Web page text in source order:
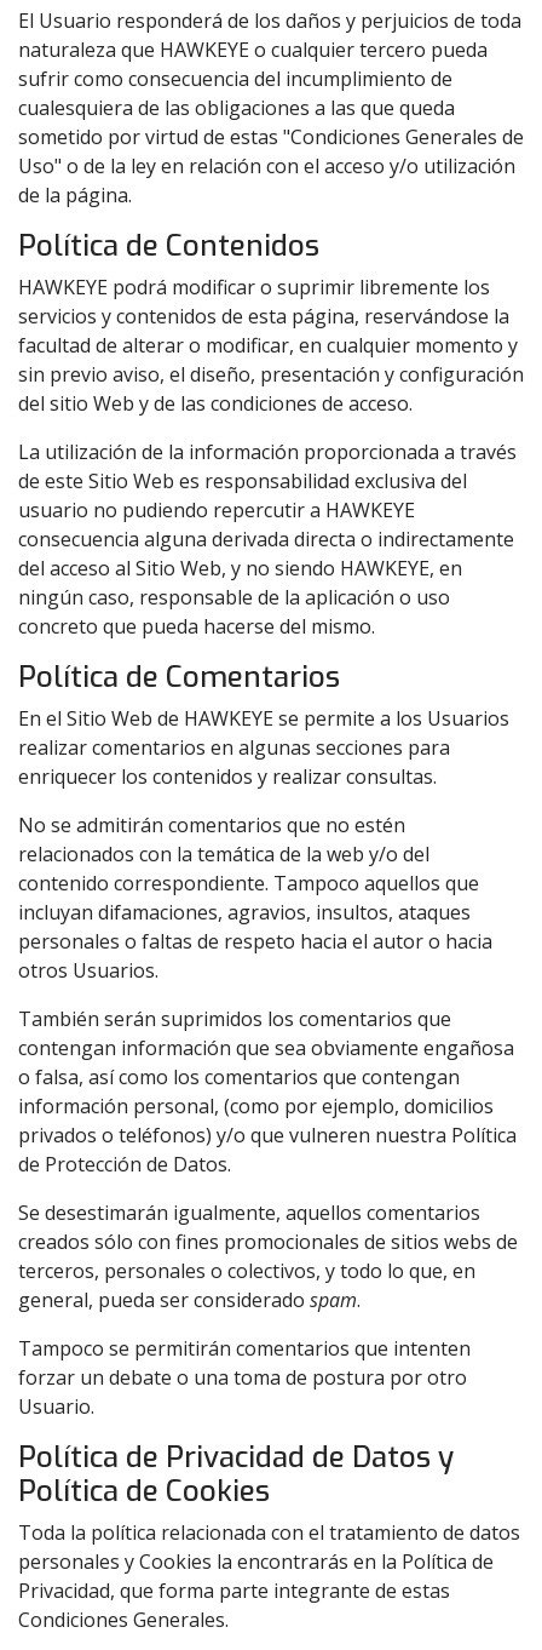
El Usuario responderá de los daños y perjuicios de toda
naturaleza que HAWKEYE o cualquier tercero pueda
sufrir como consecuencia del incumplimiento de
cualesquiera de las obligaciones a las que queda
sometido por virtud de estas "Condiciones Generales de
Uso" o de la ley en relación con el acceso y/o utilización
de la página.
Política de Contenidos
HAWKEYE podrá modificar o suprimir libremente los
servicios y contenidos de esta página, reservándose la
facultad de alterar o modificar, en cualquier momento y
sin previo aviso, el diseño, presentación y configuración
del sitio Web y de las condiciones de acceso.
La utilización de la información proporcionada a través
de este Sitio Web es responsabilidad exclusiva del
usuario no pudiendo repercutir a HAWKEYE
consecuencia alguna derivada directa o indirectamente
del acceso al Sitio Web, y no siendo HAWKEYE, en
ningún caso, responsable de la aplicación o uso
concreto que pueda hacerse del mismo.
Política de Comentarios
En el Sitio Web de HAWKEYE se permite a los Usuarios
realizar comentarios en algunas secciones para
enriquecer los contenidos y realizar consultas.
No se admitirán comentarios que no estén
relacionados con la temática de la web y/o del
contenido correspondiente. Tampoco aquellos que
incluyan difamaciones, agravios, insultos, ataques
personales o faltas de respeto hacia el autor o hacia
otros Usuarios.
También serán suprimidos los comentarios que
contengan información que sea obviamente engañosa
o falsa, así como los comentarios que contengan
información personal, (como por ejemplo, domicilios
privados o teléfonos) y/o que vulneren nuestra Política
de Protección de Datos.
Se desestimarán igualmente, aquellos comentarios
creados sólo con fines promocionales de sitios webs de
terceros, personales o colectivos, y todo lo que, en
general, pueda ser considerado spam.
Tampoco se permitirán comentarios que intenten
forzar un debate o una toma de postura por otro
Usuario.
Política de Privacidad de Datos y
Política de Cookies
Toda la política relacionada con el tratamiento de datos
personales y Cookies la encontrarás en la Política de
Privacidad, que forma parte integrante de estas
Condiciones Generales.